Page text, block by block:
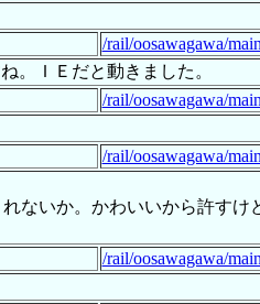
/rail/oosawagawa/
。ＩＥだと動きました。
/rail/oosawagawa/
/rail/oosawagawa/
ないか。かわいいから許すけ
/rail/oosawagawa/